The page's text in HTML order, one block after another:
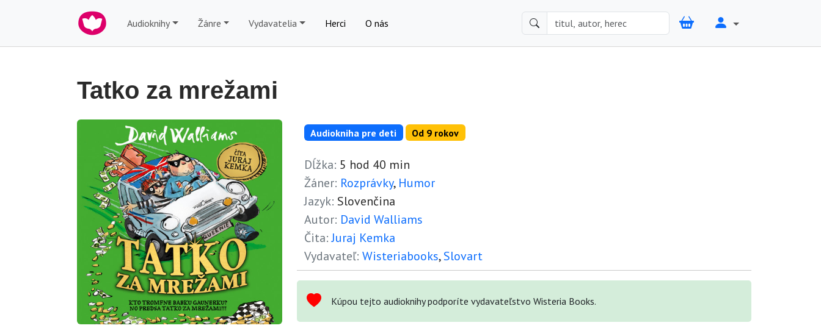
Audioknihy Žánre Vydavatelia Herci O nás
Tatko za mrežami
Audiokniha pre deti Od 9 rokov
Dĺžka: 5 hod 40 min
Žáner: Rozprávky, Humor
Jazyk: Slovenčina
Autor: David Walliams
Čita: Juraj Kemka
Vydavateľ: Wisteriabooks,Slovart
Kúpou tejto audioknihy podporíte vydavateľstvo Wisteria Books.